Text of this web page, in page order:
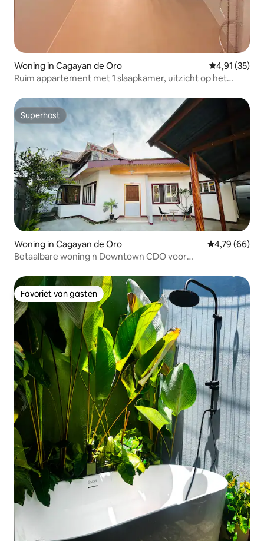
Woning in Cagayan de Oro Gemiddelde
4,91 (35)
Ruim appartement met 1 slaapkamer, uitzicht op het
Superhost
Superhost
Woning in Cagayan de Oro Gemiddelde
4,79 (66)
Betaalbare woning n Downtown CDO voor
Favoriet van gasten
Favoriet van gasten